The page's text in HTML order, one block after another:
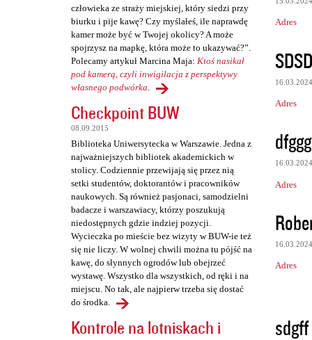
człowieka ze straży miejskiej, który siedzi przy
biurku i pije kawę? Czy myślałeś, ile naprawdę
kamer może być w Twojej okolicy? A może
spojrzysz na mapkę, która może to ukazywać?”.
Polecamy artykuł Marcina Maja: Ktoś nasikał
pod kamerą, czyli inwigilacja z perspektywy
własnego podwórka.
Checkpoint BUW
08.09.2015
Biblioteka Uniwersytecka w Warszawie. Jedna z
najważniejszych bibliotek akademickich w
stolicy. Codziennie przewijają się przez nią
setki studentów, doktorantów i pracowników
naukowych. Są również pasjonaci, samodzielni
badacze i warszawiacy, którzy poszukują
niedostępnych gdzie indziej pozycji.
Wycieczka po mieście bez wizyty w BUW-ie też
się nie liczy. W wolnej chwili można tu pójść na
kawę, do słynnych ogrodów lub obejrzeć
wystawę. Wszystko dla wszystkich, od ręki i na
miejscu. No tak, ale najpierw trzeba się dostać
do środka.
Kontrole na lotniskach i
m
e
n
t
a
r
e
Adres
16.03.2024
Adres
16.03.2024
Adres
16.03.2024
Adres
sdgff